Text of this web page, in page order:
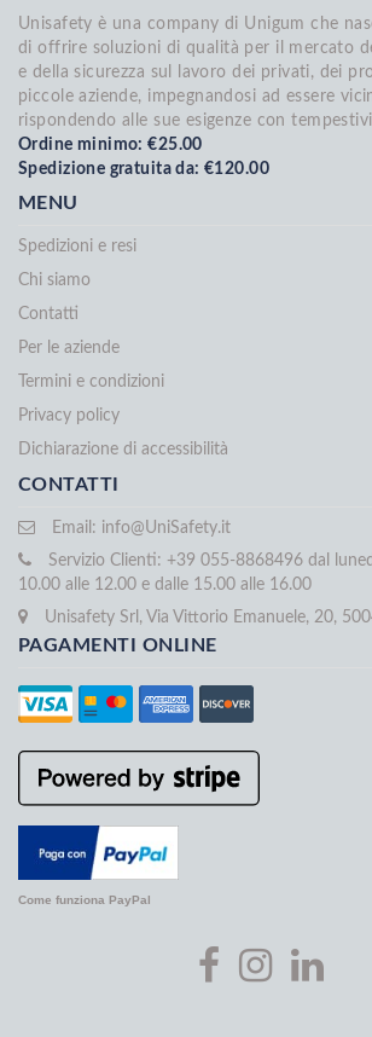
Unisafety è una company di Unigum che
di offrire soluzioni di qualità per il mercato
e della sicurezza sul lavoro dei privati, dei
piccole aziende, impegnandosi ad essere
rispondendo alle sue esigenze con
Ordine minimo: €25.00
Spedizione gratuita da: €120.00
MENU
Spedizioni e resi
Chi siamo
Contatti
Per le aziende
Termini e condizioni
Privacy policy
Dichiarazione di accessibilità
CONTATTI
Email: info@UniSafety.it
Servizio Clienti: +39 055-8868496 dal
10.00 alle 12.00 e dalle 15.00 alle 16.00
Unisafety Srl, Via Vittorio Emanuele, 20,
PAGAMENTI ONLINE
Come funziona PayPal